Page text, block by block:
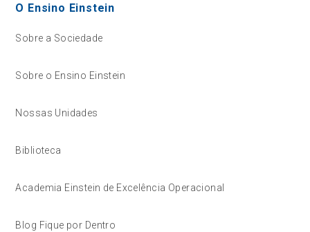
O Ensino Einstein
Sobre a Sociedade
Sobre o Ensino Einstein
Nossas Unidades
Biblioteca
Academia Einstein de Excelência Operacional
Blog Fique por Dentro